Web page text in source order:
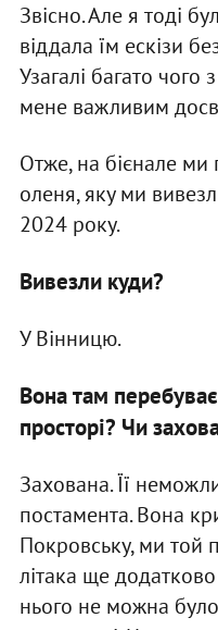
Звісно. Але я тоді
віддала їм ескізи
Узагалі багато чого
мене важливим
Отже, на бієнале
оленя, яку ми
2024 року.
Вивезли куди?
У Вінницю.
Вона там
просторі? Чи
Захована. Її
постамента. Вона
Покровську, ми той
літака ще
нього не можна